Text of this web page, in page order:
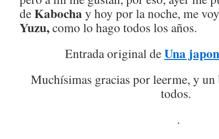
deKabochay hoy por la noche, me
Yuzu,como lo hago todos los años.
Entrada original deUna
Muchísimas gracias por leerme, y un
todos.
.